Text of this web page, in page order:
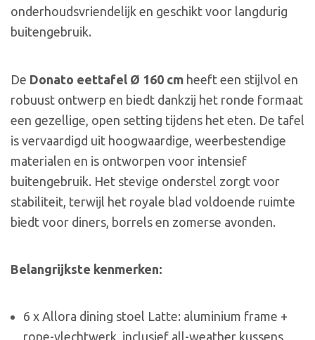
onderhoudsvriendelijk en geschikt voor langdurig
buitengebruik.
De Donato eettafel Ø 160 cm heeft een stijlvol en
robuust ontwerp en biedt dankzij het ronde formaat
een gezellige, open setting tijdens het eten. De tafel
is vervaardigd uit hoogwaardige, weerbestendige
materialen en is ontworpen voor intensief
buitengebruik. Het stevige onderstel zorgt voor
stabiliteit, terwijl het royale blad voldoende ruimte
biedt voor diners, borrels en zomerse avonden.
Belangrijkste kenmerken:
6 x Allora dining stoel Latte: aluminium frame +
rope-vlechtwerk, inclusief all-weather kussens